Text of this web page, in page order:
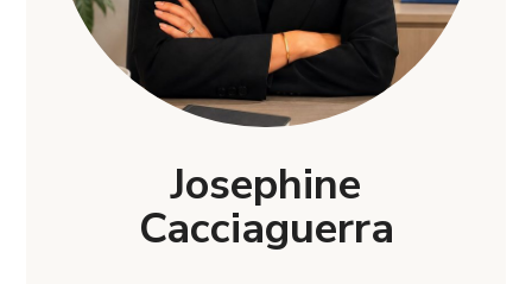
Josephine
Cacciaguerra